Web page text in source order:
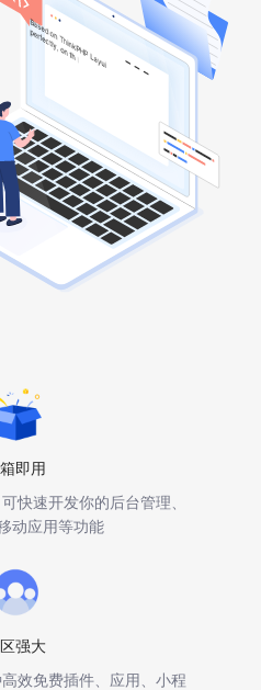
BasedonThinkPHP Layui
perfectly, onthe
即用
快速开发你的后台管理、
动应用等功能
强大
效免费插件、应用、小程